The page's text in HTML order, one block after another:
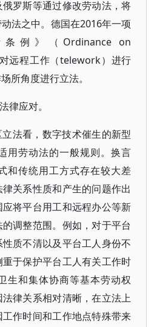
罗斯等通过修改劳动法，将
法之中。德国在2016年一项
例》（Ordinance on
远程工作（telework）进行
所角度进行立法。
律应对。
法看，数字技术催生的新型
用劳动法的一般规则。换言
和传统用工方式存在较大差
关系性质和产生的问题作出
将平台用工和远程办公等新
调整范围。例如，对于平台
质不清以及平台工人身份不
于保护平台工人有关工作时
生和集体协商等基本劳动权
律关系相对清晰，在立法上
作时间和工作地点特殊带来